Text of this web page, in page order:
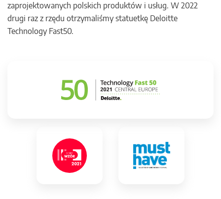
zaprojektowanych polskich produktów i usług. W 2022
drugi raz z rzędu otrzymaliśmy statuetkę Deloitte
Technology Fast50.